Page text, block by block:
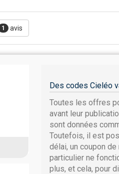
1 avis
Des codes Cieléo
Toutes les offres
avant leur
sont données
Toutefois, il est
délai, un coupon
particulier ne
plus, et cela, pour